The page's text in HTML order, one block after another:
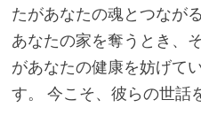
たがあなたの魂とつなが
あなたの家を奪うとき、
があなたの健康を妨げて
す。 今こそ、彼らの世話